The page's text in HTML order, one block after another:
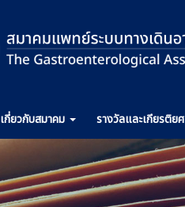
เกี่ยวกับสมาคม รางวัลและเกียรติยศ